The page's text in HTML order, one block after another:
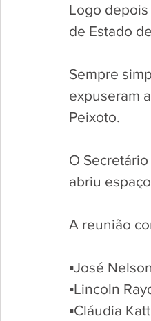
Logo
de Estado
Sempre
expuseram
Peixoto.
O
abriu
A reunião
▪︎José
▪︎Lincoln
▪︎Cláudia